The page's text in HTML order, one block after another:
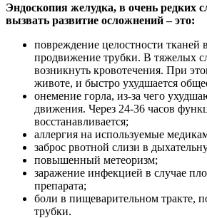
Эндоскопия желудка, в очень редких
вызвать развитие осложнений – это:
повреждение целостности тканей в
продвижение трубки. В тяжелых
возникнуть кровотечения. При
животе, и быстро ухудшается
онемение горла, из-за чего
движения. Через 24-36 часов
восстанавливается;
аллергия на используемые
заброс рвотной слизи в
повышенный метеоризм;
заражение инфекцией в случае
препарата;
боли в пищеварительном тракте,
трубки.